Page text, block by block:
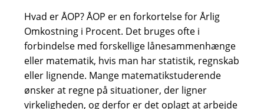
Hvad er ÅOP? ÅOP er en forkortelse for Årlig
Omkostning i Procent. Det bruges ofte i
forbindelse med forskellige lånesammenhænge
eller matematik, hvis man har statistik, regnskab
eller lignende. Mange matematikstuderende
ønsker at regne på situationer, der ligner
virkeligheden, og derfor er det oplagt at arbejde